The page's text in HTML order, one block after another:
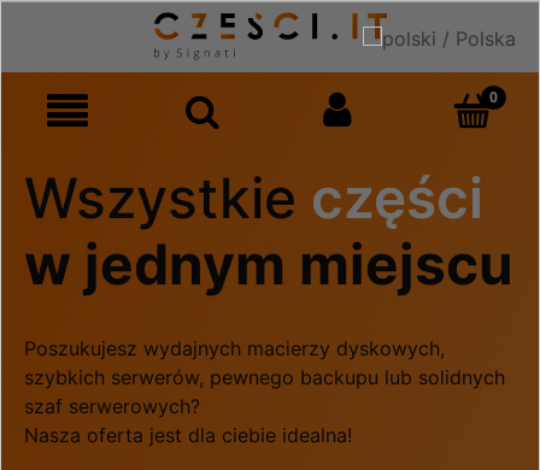
Wszystkie części
w jednym miejscu
Poszukujesz wydajnych macierzy dyskowych,
szybkich serwerów, pewnego backupu lub solidnych
szaf serwerowych?
Nasza oferta jest dla ciebie idealna!